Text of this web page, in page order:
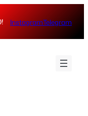
InstagramTelegram